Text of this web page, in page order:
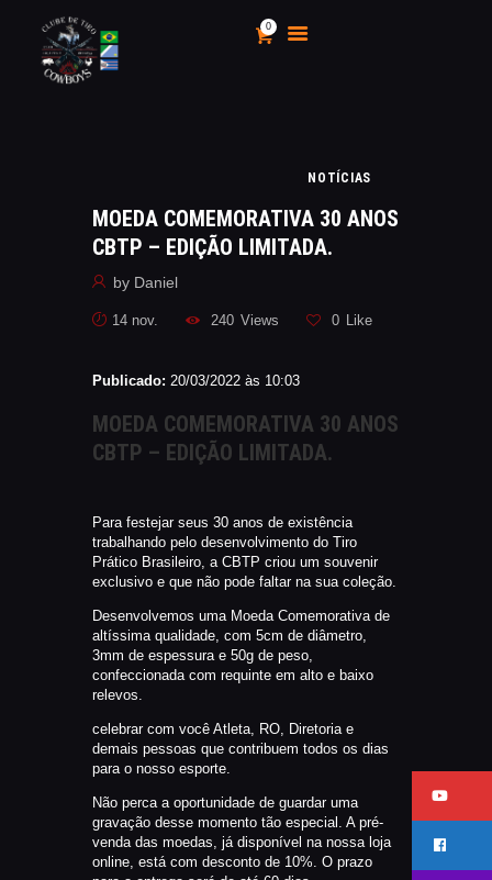
0
CLUBE DE TIRO COWBOYS
CALENDÁRIO E
CAMPEONATOS 2025
INSCRIÇÃO
MÍDIA
AS VANTAGENS DE SER
SÓCIO
APOIO AOS CACS
COMPETIÇOES
NORMAS EB
TIRE ALGUMAS DÚVIDAS
AQUI
RANKING
CERTIFICADO DE CURSOS E
PARTICIPAÇÃO
ESTATUTO
PARCEIROS
MANEJO DO JAVALI
TROCAS E DEVOLUÇÕES
NOTÍCIAS
MOEDA COMEMORATIVA 30 ANOS
CBTP – EDIÇÃO LIMITADA.
by Daniel
14 nov. 240 Views 0 Like
Publicado: 20/03/2022 às 10:03
MOEDA COMEMORATIVA 30 ANOS
CBTP – EDIÇÃO LIMITADA.
Para festejar seus 30 anos de existência
trabalhando pelo desenvolvimento do Tiro
Prático Brasileiro, a CBTP criou um souvenir
exclusivo e que não pode faltar na sua coleção.
Desenvolvemos uma Moeda Comemorativa de
altíssima qualidade, com 5cm de diâmetro,
3mm de espessura e 50g de peso,
confeccionada com requinte em alto e baixo
relevos.
celebrar com você Atleta, RO, Diretoria e
demais pessoas que contribuem todos os dias
para o nosso esporte.
Não perca a oportunidade de guardar uma
gravação desse momento tão especial. A pré-
venda das moedas, já disponível na nossa loja
online, está com desconto de 10%. O prazo